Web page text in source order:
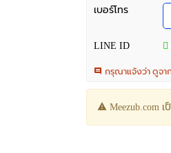
เบอร์โทร
LINE ID
กรุณาแจ้งว่า ดูจา
Meezub.com